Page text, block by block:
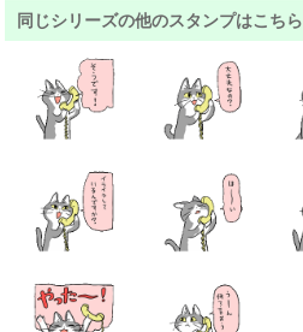
同じシリーズの他のスタンプはこちら